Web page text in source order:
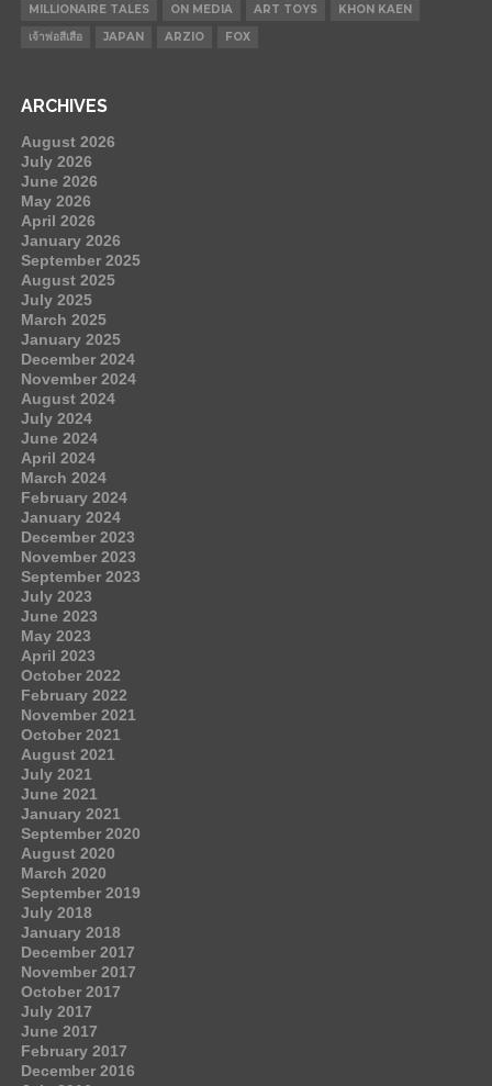
MILLIONAIRE TALES
ON MEDIA ART TOYS
KHON KAEN
เจ้าพ่อสีเสือ
JAPAN ARZIO FOX
ARCHIVES
August 2026
July 2026
June 2026
May 2026
April 2026
January 2026
September 2025
August 2025
July 2025
March 2025
January 2025
December 2024
November 2024
August 2024
July 2024
June 2024
April 2024
March 2024
February 2024
January 2024
December 2023
November 2023
September 2023
July 2023
June 2023
May 2023
April 2023
October 2022
February 2022
November 2021
October 2021
August 2021
July 2021
June 2021
January 2021
September 2020
August 2020
March 2020
September 2019
July 2018
January 2018
December 2017
November 2017
October 2017
July 2017
June 2017
February 2017
December 2016